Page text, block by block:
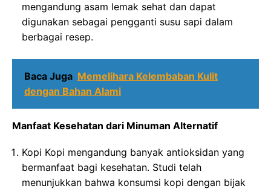
mengandung asam lemak sehat dan dapat
digunakan sebagai pengganti susu sapi dalam
berbagai resep.
Baca Juga Memelihara Kelembaban Kulit
dengan Bahan Alami
Manfaat Kesehatan dari Minuman Alternatif
Kopi Kopi mengandung banyak antioksidan yang
bermanfaat bagi kesehatan. Studi telah
menunjukkan bahwa konsumsi kopi dengan bijak